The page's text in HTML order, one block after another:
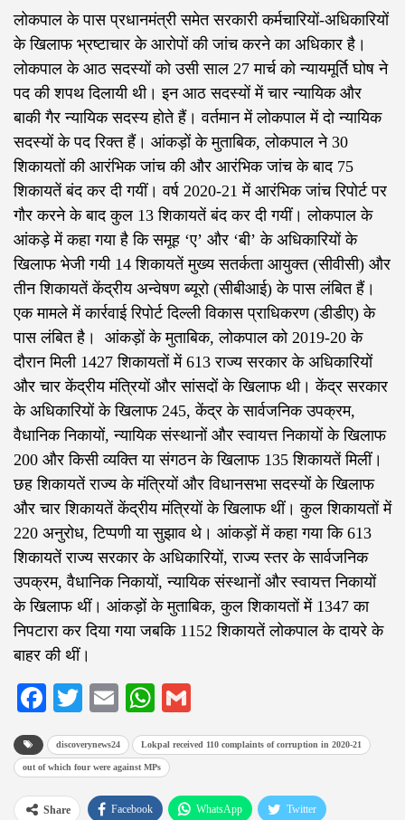
लोकपाल के पास प्रधानमंत्री समेत सरकारी कर्मचारियों-अधिकारियों
के खिलाफ भ्रष्टाचार के आरोपों की जांच करने का अधिकार है।
लोकपाल के आठ सदस्यों को उसी साल 27 मार्च को न्यायमूर्ति घोष ने
पद की शपथ दिलायी थी। इन आठ सदस्यों में चार न्यायिक और
बाकी गैर न्यायिक सदस्य होते हैं। वर्तमान में लोकपाल में दो न्यायिक
सदस्यों के पद रिक्त हैं। आंकड़ों के मुताबिक, लोकपाल ने 30
शिकायतों की आरंभिक जांच की और आरंभिक जांच के बाद 75
शिकायतें बंद कर दी गयीं। वर्ष 2020-21 में आरंभिक जांच रिपोर्ट पर
गौर करने के बाद कुल 13 शिकायतें बंद कर दी गयीं। लोकपाल के
आंकड़े में कहा गया है कि समूह ‘ए’ और ‘बी’ के अधिकारियों के
खिलाफ भेजी गयी 14 शिकायतें मुख्य सतर्कता आयुक्त (सीवीसी) और
तीन शिकायतें केंद्रीय अन्वेषण ब्यूरो (सीबीआई) के पास लंबित हैं।
एक मामले में कार्रवाई रिपोर्ट दिल्ली विकास प्राधिकरण (डीडीए) के
पास लंबित है। आंकड़ों के मुताबिक, लोकपाल को 2019-20 के
दौरान मिली 1427 शिकायतों में 613 राज्य सरकार के अधिकारियों
और चार केंद्रीय मंत्रियों और सांसदों के खिलाफ थी। केंद्र सरकार
के अधिकारियों के खिलाफ 245, केंद्र के सार्वजनिक उपक्रम,
वैधानिक निकायों, न्यायिक संस्थानों और स्वायत्त निकायों के खिलाफ
200 और किसी व्यक्ति या संगठन के खिलाफ 135 शिकायतें मिलीं।
छह शिकायतें राज्य के मंत्रियों और विधानसभा सदस्यों के खिलाफ
और चार शिकायतें केंद्रीय मंत्रियों के खिलाफ थीं। कुल शिकायतों में
220 अनुरोध, टिप्पणी या सुझाव थे। आंकड़ों में कहा गया कि 613
शिकायतें राज्य सरकार के अधिकारियों, राज्य स्तर के सार्वजनिक
उपक्रम, वैधानिक निकायों, न्यायिक संस्थानों और स्वायत्त निकायों
के खिलाफ थीं। आंकड़ों के मुताबिक, कुल शिकायतों में 1347 का
निपटारा कर दिया गया जबकि 1152 शिकायतें लोकपाल के दायरे के
बाहर की थीं।
Facebook
TwitterEmailWhatsApp
discoverynews24 Lokpal received 110 complaints of corruption in 2020-21
out of which four were against MPs
Share Facebook WhatsApp Twitter